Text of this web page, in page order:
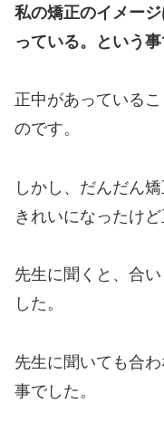
私の矯正のイメー
っている。という事
正中があっている
のです。
しかし、だんだん
きれいになったけ
先生に聞くと、合
した。
先生に聞いても合
事でした。